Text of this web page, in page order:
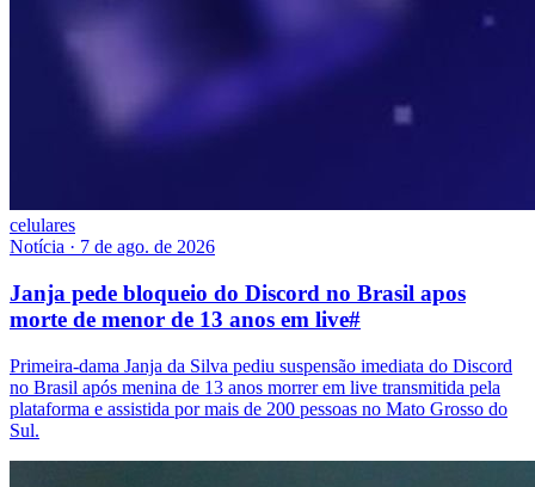
celulares
Notícia · 7 de ago. de 2026
Janja pede bloqueio do Discord no Brasil apos
morte de menor de 13 anos em live#
Primeira-dama Janja da Silva pediu suspensão imediata do Discord
no Brasil após menina de 13 anos morrer em live transmitida pela
plataforma e assistida por mais de 200 pessoas no Mato Grosso do
Sul.